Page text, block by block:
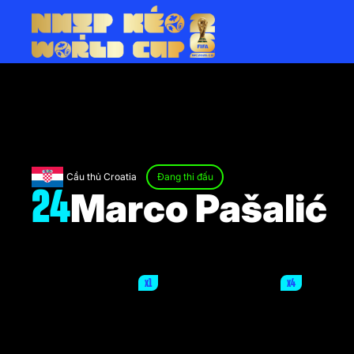
Cầu thủ Croatia Đang thi đấu
24Marco Pašalić
x1 x4